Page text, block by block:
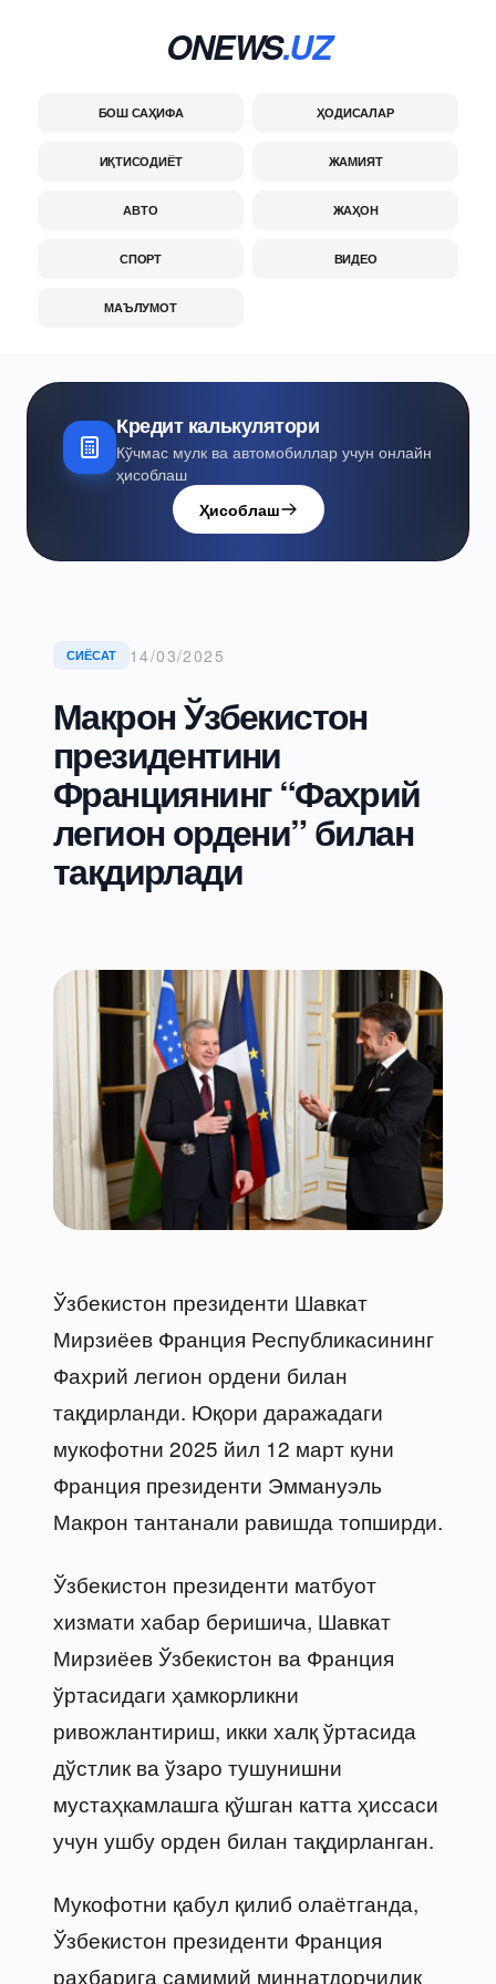
ONEWS.UZ
БОШ САҲИФА ҲОДИСАЛАР
ИҚТИСОДИЁТ ЖАМИЯТ
АВТО ЖАҲОН
СПОРТ ВИДЕО
МАЪЛУМОТ
Кредит калькулятори
Кўчмас мулк ва автомобиллар учун онлайн
ҳисоблаш
Ҳисоблаш
СИЁСАТ 14/03/2025
Макрон Ўзбекистон
президентини
Франциянинг “Фахрий
легион ордени” билан
тақдирлади
Ўзбекистон президенти Шавкат
Мирзиёев Франция Республикасининг
Фахрий легион ордени билан
тақдирланди. Юқори даражадаги
мукофотни 2025 йил 12 март куни
Франция президенти Эммануэль
Макрон тантанали равишда топширди.
Ўзбекистон президенти матбуот
хизмати хабар беришича, Шавкат
Мирзиёев Ўзбекистон ва Франция
ўртасидаги ҳамкорликни
ривожлантириш, икки халқ ўртасида
дўстлик ва ўзаро тушунишни
мустаҳкамлашга қўшган катта ҳиссаси
учун ушбу орден билан тақдирланган.
Мукофотни қабул қилиб олаётганда,
Ўзбекистон президенти Франция
раҳбарига самимий миннатдорчилик